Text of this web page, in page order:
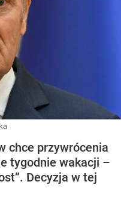
chce przywrócenia
tygodnie wakacji –
Decyzja w tej